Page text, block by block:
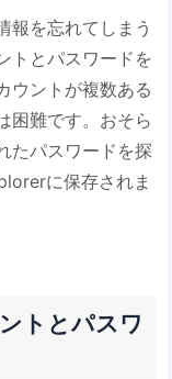
報を忘れてしまう
トとパスワードを
ウントが複数ある
困難です。おそら
たパスワードを探
に保存されま
トとパスワ